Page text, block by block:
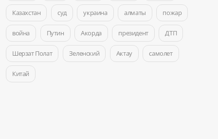
Казахстан суд украина алматы пожар
война Путин Акорда президент ДТП
Шерзат Полат Зеленский Актау самолет
Китай